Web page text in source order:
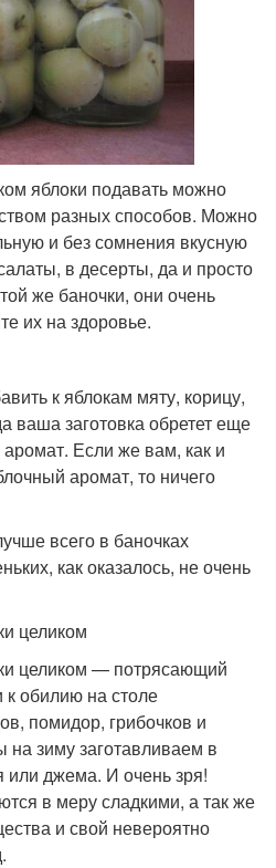
яблоки подавать можно
разных способов. Можно
и без сомнения вкусную
в десерты, да и просто
же баночки, они очень
их на здоровье.
к яблокам мяту, корицу,
ваша заготовка обретет еще
Если же вам, как и
аромат, то ничего
всего в баночках
как оказалось, не очень
целиком
целиком — потрясающий
обилию на столе
помидор, грибочков и
на зиму заготавливаем в
или джема. И очень зря!
в меру сладкими, а так же
и свой невероятно